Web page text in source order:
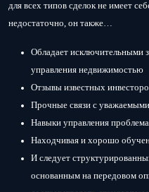
для всех типов сделок не имеет
недостаточно, он также…
Обладает исключительными
управления недвижимостью
Отзывы известных
Прочные связи с
Навыки управления
Находчивая и хорошо
И следует
основанным на передовом